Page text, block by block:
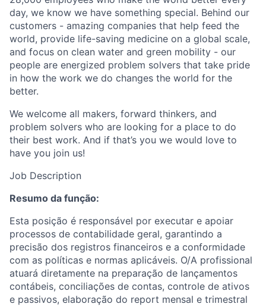
day, we know we have something special. Behind our
customers - amazing companies that help feed the
world, provide life-saving medicine on a global scale,
and focus on clean water and green mobility - our
people are energized problem solvers that take pride
in how the work we do changes the world for the
better.
We welcome all makers, forward thinkers, and
problem solvers who are looking for a place to do
their best work. And if that’s you we would love to
have you join us!
Job Description
Resumo da função:
Esta posição é responsável por executar e apoiar
processos de contabilidade geral, garantindo a
precisão dos registros financeiros e a conformidade
com as políticas e normas aplicáveis. O/A profissional
atuará diretamente na preparação de lançamentos
contábeis, conciliações de contas, controle de ativos
e passivos, elaboração do report mensal e trimestral